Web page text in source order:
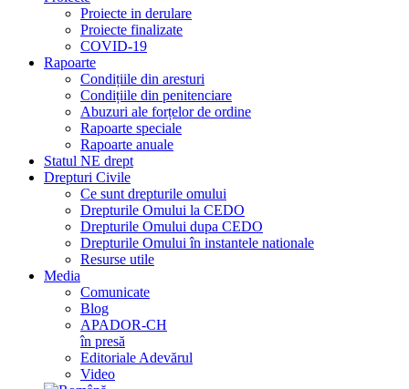
Proiecte in derulare
Proiecte finalizate
COVID-19
Rapoarte
Condițiile din aresturi
Condițiile din penitenciare
Abuzuri ale forțelor de ordine
Rapoarte speciale
Rapoarte anuale
Statul NE drept
Drepturi Civile
Ce sunt drepturile omului
Drepturile Omului la CEDO
Drepturile Omului dupa CEDO
Drepturile Omului în instantele nationale
Resurse utile
Media
Comunicate
Blog
APADOR-CH
în presă
Editoriale Adevărul
Video